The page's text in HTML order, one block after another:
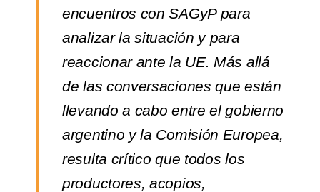
encuentros con SAGyP para
analizar la situación y para
reaccionar ante la UE. Más allá
de las conversaciones que están
llevando a cabo entre el gobierno
argentino y la Comisión Europea,
resulta crítico que todos los
productores, acopios,